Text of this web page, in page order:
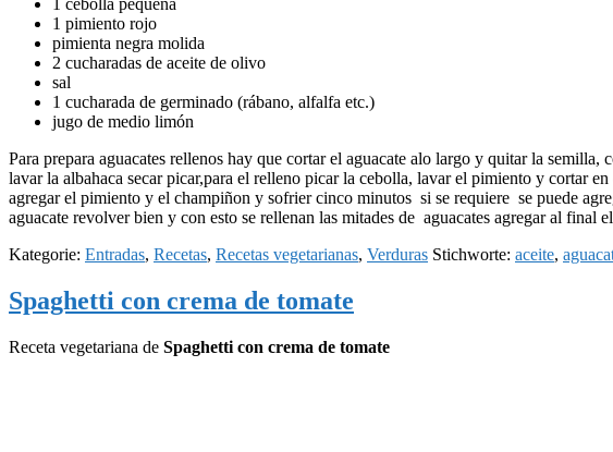
1 cebolla pequeña
1 pimiento rojo
pimienta negra molida
2 cucharadas de aceite de olivo
sal
1 cucharada de germinado (rábano, alfalfa etc.)
jugo de medio limón
Para prepara aguacates rellenos hay que cortar el aguacate alo largo y quitar la
lavar la albahaca secar picar,para el relleno picar la cebolla, lavar el pimiento y cortar
agregar el pimiento y el champiñon y sofrier cinco minutos si se requiere se puede
aguacate revolver bien y con esto se rellenan las mitades de aguacates agregar al final
Kategorie: Entradas, Recetas, Recetas vegetarianas, Verduras Stichworte: aceite,
Spaghetti con crema de tomate
Receta vegetariana de Spaghetti con crema de tomate